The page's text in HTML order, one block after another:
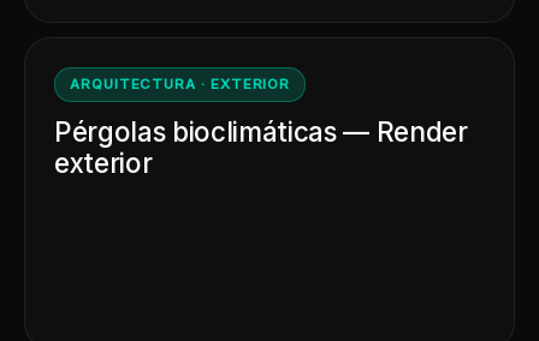
ARQUITECTURA · EXTERIOR
Pérgolas bioclimáticas — Render
exterior